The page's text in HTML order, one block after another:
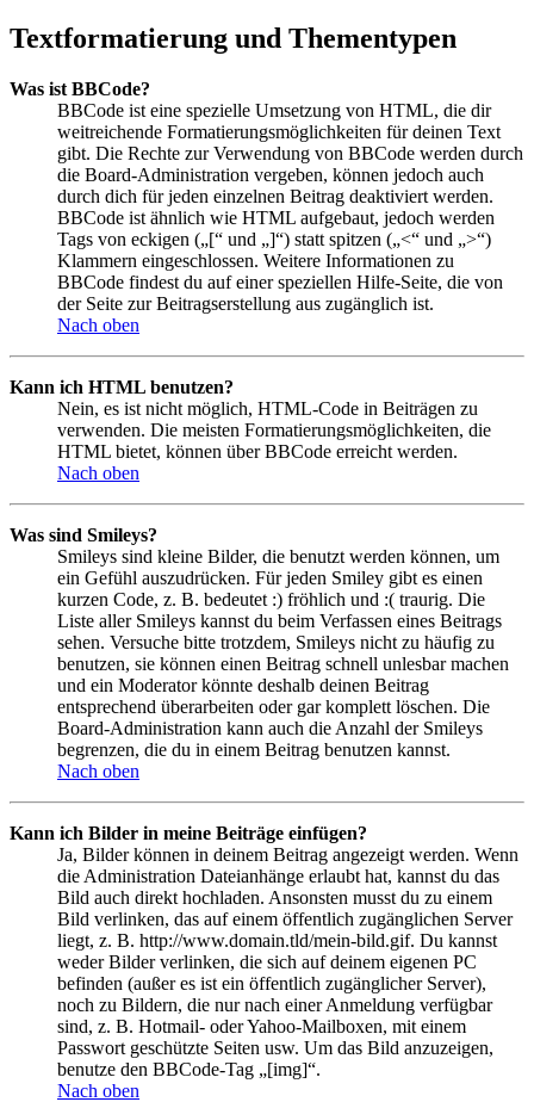
Textformatierung und Thementypen
Was ist BBCode?
BBCode ist eine spezielle Umsetzung von HTML, die dir
weitreichende Formatierungsmöglichkeiten für deinen Text
gibt. Die Rechte zur Verwendung von BBCode werden durch
die Board-Administration vergeben, können jedoch auch
durch dich für jeden einzelnen Beitrag deaktiviert werden.
BBCode ist ähnlich wie HTML aufgebaut, jedoch werden
Tags von eckigen („[“ und „]“) statt spitzen („<“ und „>“)
Klammern eingeschlossen. Weitere Informationen zu
BBCode findest du auf einer speziellen Hilfe-Seite, die von
der Seite zur Beitragserstellung aus zugänglich ist.
Nach oben
Kann ich HTML benutzen?
Nein, es ist nicht möglich, HTML-Code in Beiträgen zu
verwenden. Die meisten Formatierungsmöglichkeiten, die
HTML bietet, können über BBCode erreicht werden.
Nach oben
Was sind Smileys?
Smileys sind kleine Bilder, die benutzt werden können, um
ein Gefühl auszudrücken. Für jeden Smiley gibt es einen
kurzen Code, z. B. bedeutet :) fröhlich und :( traurig. Die
Liste aller Smileys kannst du beim Verfassen eines Beitrags
sehen. Versuche bitte trotzdem, Smileys nicht zu häufig zu
benutzen, sie können einen Beitrag schnell unlesbar machen
und ein Moderator könnte deshalb deinen Beitrag
entsprechend überarbeiten oder gar komplett löschen. Die
Board-Administration kann auch die Anzahl der Smileys
begrenzen, die du in einem Beitrag benutzen kannst.
Nach oben
Kann ich Bilder in meine Beiträge einfügen?
Ja, Bilder können in deinem Beitrag angezeigt werden. Wenn
die Administration Dateianhänge erlaubt hat, kannst du das
Bild auch direkt hochladen. Ansonsten musst du zu einem
Bild verlinken, das auf einem öffentlich zugänglichen Server
liegt, z. B. http://www.domain.tld/mein-bild.gif. Du kannst
weder Bilder verlinken, die sich auf deinem eigenen PC
befinden (außer es ist ein öffentlich zugänglicher Server),
noch zu Bildern, die nur nach einer Anmeldung verfügbar
sind, z. B. Hotmail- oder Yahoo-Mailboxen, mit einem
Passwort geschützte Seiten usw. Um das Bild anzuzeigen,
benutze den BBCode-Tag „[img]“.
Nach oben